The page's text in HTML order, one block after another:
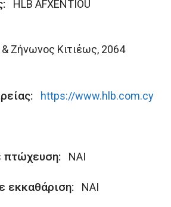
HLB AFXENTIOU
Ζήνωνος Κιτιέως, 2064
https://www.hlb.com.cy
πτώχευση: ΝΑΙ
εκκαθάριση: ΝΑΙ